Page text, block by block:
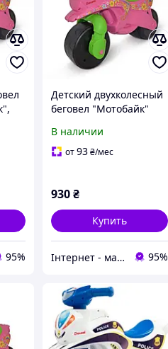
95%
Детский двухколесный
беговел "Мотобайк"
максимальная нагрузка
30 кг., розовый
В наличии
от93₴/мес
930₴
Купить
Інтернет - магазин "Lion" 95%